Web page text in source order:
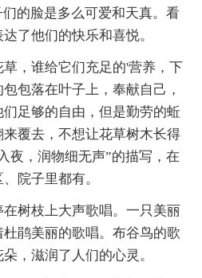
的脸是多么可爱和天真。看
了他们的快乐和喜悦。
，谁给它们充足的'营养，下
包落在叶子上，奉献自己，
足够的自由，但是勤劳的蚯
覆去，不想让花草树木长得
夜，润物细无声”的描写，在
院子里都有。
树枝上大声歌唱。一只美丽
鹃美丽的歌唱。布谷鸟的歌
，滋润了人们的心灵。